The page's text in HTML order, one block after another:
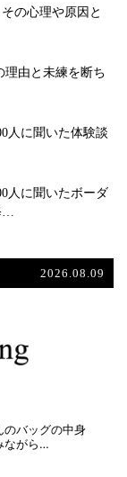
の心理や原因と
理由と未練を断ち
人に聞いた体験談
人に聞いたボーダ
2026.08.09
のバッグの中身
ながら…